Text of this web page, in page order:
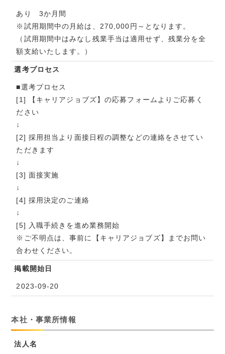
あり 3か月間
※試用期間中の月給は、270,000円～となります。
（試用期間中はみなし残業手当は適用せず、残業分を全
額支給いたします。）
選考プロセス
■選考プロセス
[1] 【キャリアジョブズ】の応募フォームよりご応募く
ださい
↓
[2] 採用担当より面接日程の調整などの連絡をさせてい
ただきます
↓
[3] 面接実施
↓
[4] 採用決定のご連絡
↓
[5] 入職手続きを進め業務開始
※ご不明点は、事前に【キャリアジョブズ】までお問い
合わせください。
掲載開始日
2023-09-20
本社・事業所情報
法人名